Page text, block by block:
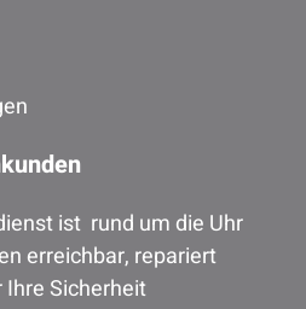
ist rund um die Uhr
erreichbar, repariert
Sicherheit